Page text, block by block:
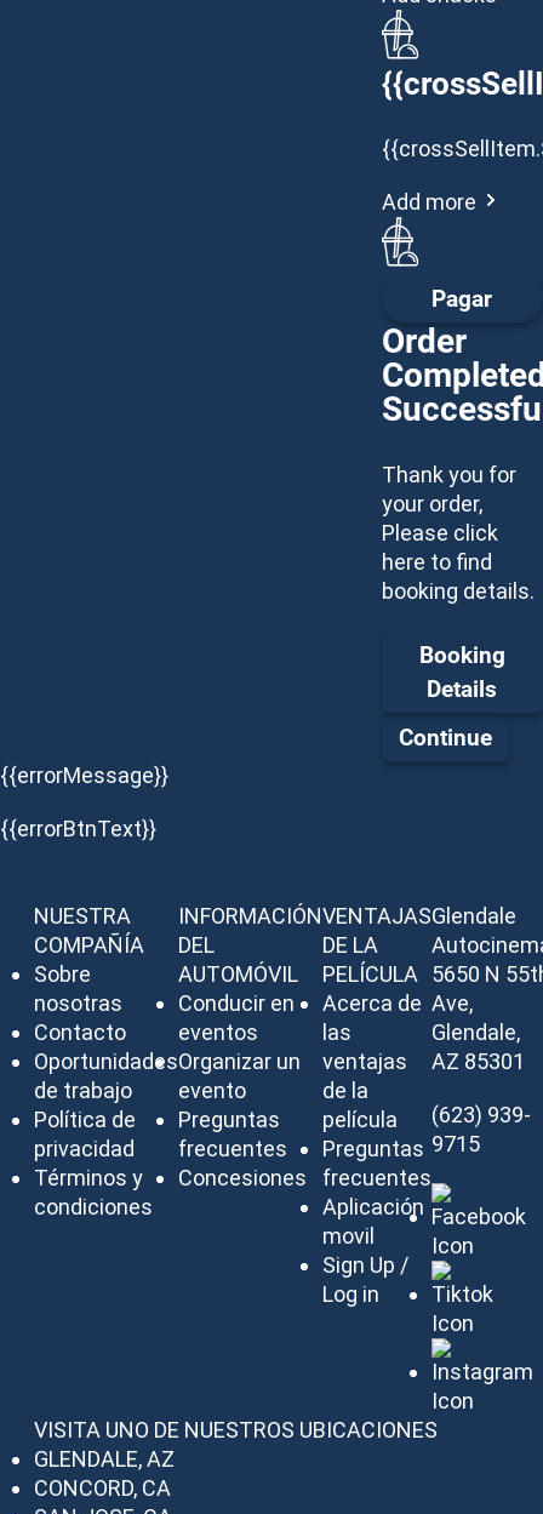
Add more
Pagar
Order
Thank you for
your order,
Please click
here to find
booking details.
Booking
Details
Continue
{{errorMessage}}
{{errorBtnText}}
NUESTRA
COMPAÑÍA
Sobre
nosotras
Contacto
Oportunidades
de trabajo
Política de
privacidad
Términos y
condiciones
INFORMACIÓN
DEL
AUTOMÓVIL
Conducir en
eventos
Organizar un
evento
Preguntas
frecuentes
Concesiones
VENTAJAS
DE LA
PELÍCULA
Acerca de
las
ventajas
de la
película
Preguntas
frecuentes
Aplicación
movil
Sign Up /
Log in
Glendale
5650 N
Ave,
Glendale,
AZ 85301
(623) 939-
9715
VISITA UNO DE NUESTROS UBICACIONES
GLENDALE, AZ
CONCORD, CA